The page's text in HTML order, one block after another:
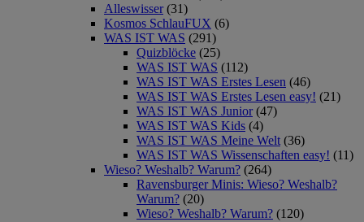
Alleswisser (31)
Kosmos SchlauFUX (6)
WAS IST WAS (291)
Quizblöcke (25)
WAS IST WAS (112)
WAS IST WAS Erstes Lesen (46)
WAS IST WAS Erstes Lesen easy! (21)
WAS IST WAS Junior (47)
WAS IST WAS Kids (4)
WAS IST WAS Meine Welt (36)
WAS IST WAS Wissenschaften easy! (11)
Wieso? Weshalb? Warum? (264)
Ravensburger Minis: Wieso? Weshalb?
Warum? (20)
Wieso? Weshalb? Warum? (120)